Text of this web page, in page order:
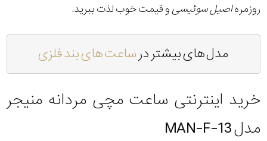
روزمرهاصیل سوئیسیو قیمت خوب لذت ببرید.
مدل های بیشتر درساعت های بند فلزی
خرید اینترنتی ساعت مچی مردانه منیجر
مدل MAN-F-13